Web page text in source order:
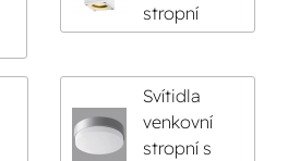
stropní
Svítidla
venkovní
stropní s